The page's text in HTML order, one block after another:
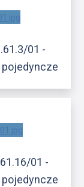
01 -
pojedyncze
01 -
pojedyncze